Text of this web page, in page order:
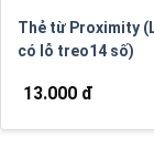
Thẻ từ Proximity
có lỗ treo14 số)
13.000 đ